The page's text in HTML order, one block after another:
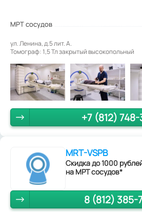
МРТ сосудов
ул. Ленина, д.5 лит. А.
Томограф: 1,5 Тл закрытый высокопольный
+7 (812)
MRT-VSPB
Скидка до 1000
на МРТ сосудов*
8 (812) 385-